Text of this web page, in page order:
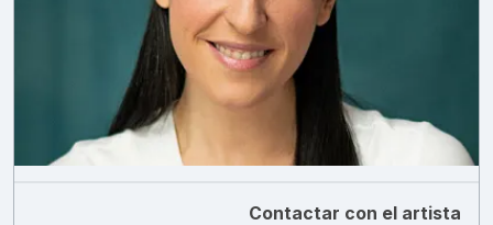
Contactar con el artista